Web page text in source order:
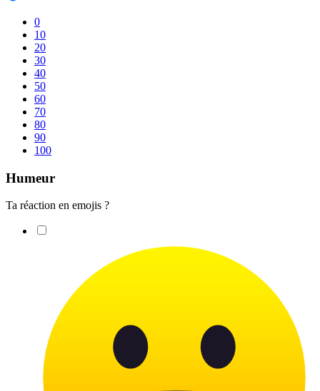
0
10
20
30
40
50
60
70
80
90
100
Humeur
Ta réaction en emojis ?